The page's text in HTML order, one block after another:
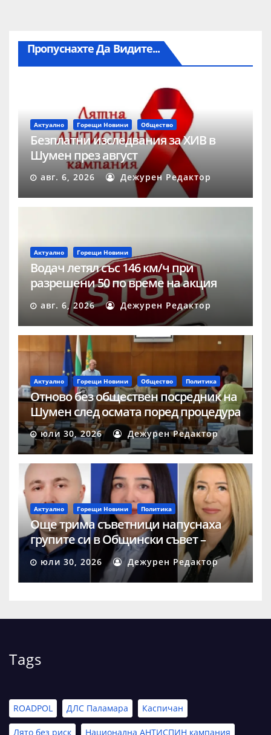
Пропуснахте Да Видите...
Актуално Горещи Новини Общество
Безплатни изследвания за ХИВ в
Шумен през август
авг. 6, 2026 Дежурен Редактор
Актуално Горещи Новини
Водач летял със 146 км/ч при
разрешени 50 по време на акция
„Скорост“ в Шумен
авг. 6, 2026 Дежурен Редактор
Актуално Горещи Новини Общество Политика
Отново без обществен посредник на
Шумен след осмата поред процедура
юли 30, 2026 Дежурен Редактор
Актуално Горещи Новини Политика
Още трима съветници напуснаха
групите си в Общински съвет –
Шумен
юли 30, 2026 Дежурен Редактор
Tags
ROADPOL ДЛС Паламара Каспичан
Лято без риск Национална АНТИСПИН кампания